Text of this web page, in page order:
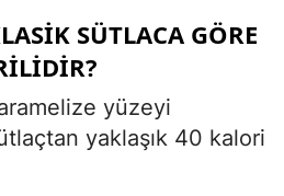
SÜTLACA GÖRE
yüzeyi
yaklaşık 40 kalori